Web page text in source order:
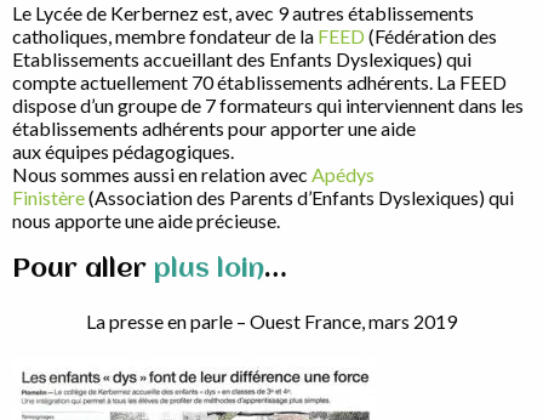
Le Lycée de Kerbernez est, avec 9 autres établissements
catholiques, membre fondateur de la FEED (Fédération des
Etablissements accueillant des Enfants Dyslexiques) qui
compte actuellement 70 établissements adhérents. La FEED
dispose d’un groupe de 7 formateurs qui interviennent dans les
établissements adhérents pour apporter une aide
aux équipes pédagogiques.
Nous sommes aussi en relation avec Apédys
Finistère(Association des Parents d’Enfants Dyslexiques) qui
nous apporte une aide précieuse.
Pour aller plus loin…
La presse en parle – Ouest France, mars 2019